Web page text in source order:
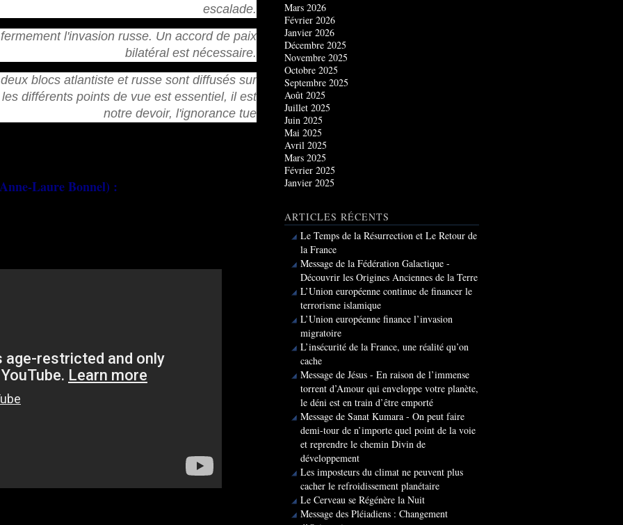
escalade.
l'invasion russe. Un accord de paix
bilatéral est nécessaire.
blocs atlantiste et russe sont diffusés sur
différents points de vue est essentiel, il est
notre devoir, l'ignorance tue
Laure Bonnel) :
Mars 2026
Février 2026
Janvier 2026
Décembre 2025
Novembre 2025
Octobre 2025
Septembre 2025
Août 2025
Juillet 2025
Juin 2025
Mai 2025
Avril 2025
Mars 2025
Février 2025
Janvier 2025
ARTICLES RÉCENTS
Le Temps de la Résurrection et Le Retour de
la France
Message de la Fédération Galactique -
Découvrir les Origines Anciennes de la Terre
L’Union européenne continue de financer le
terrorisme islamique
L’Union européenne finance l’invasion
migratoire
L’insécurité de la France, une réalité qu’on
cache
Message de Jésus - En raison de l’immense
torrent d’Amour qui enveloppe votre planète,
le déni est en train d’être emporté
Message de Sanat Kumara - On peut faire
demi-tour de n’importe quel point de la voie
et reprendre le chemin Divin de
développement
Les imposteurs du climat ne peuvent plus
cacher le refroidissement planétaire
Le Cerveau se Régénère la Nuit
Message des Pléiadiens : Changement